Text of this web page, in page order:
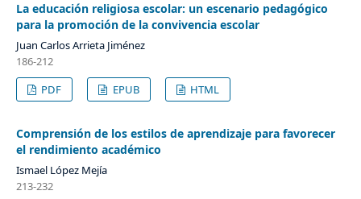
La educación religiosa escolar: un escenario pedagógico
para la promoción de la convivencia escolar
Juan Carlos Arrieta Jiménez
186-212
PDF
EPUB HTML
Comprensión de los estilos de aprendizaje para favorecer
el rendimiento académico
Ismael López Mejía
213-232